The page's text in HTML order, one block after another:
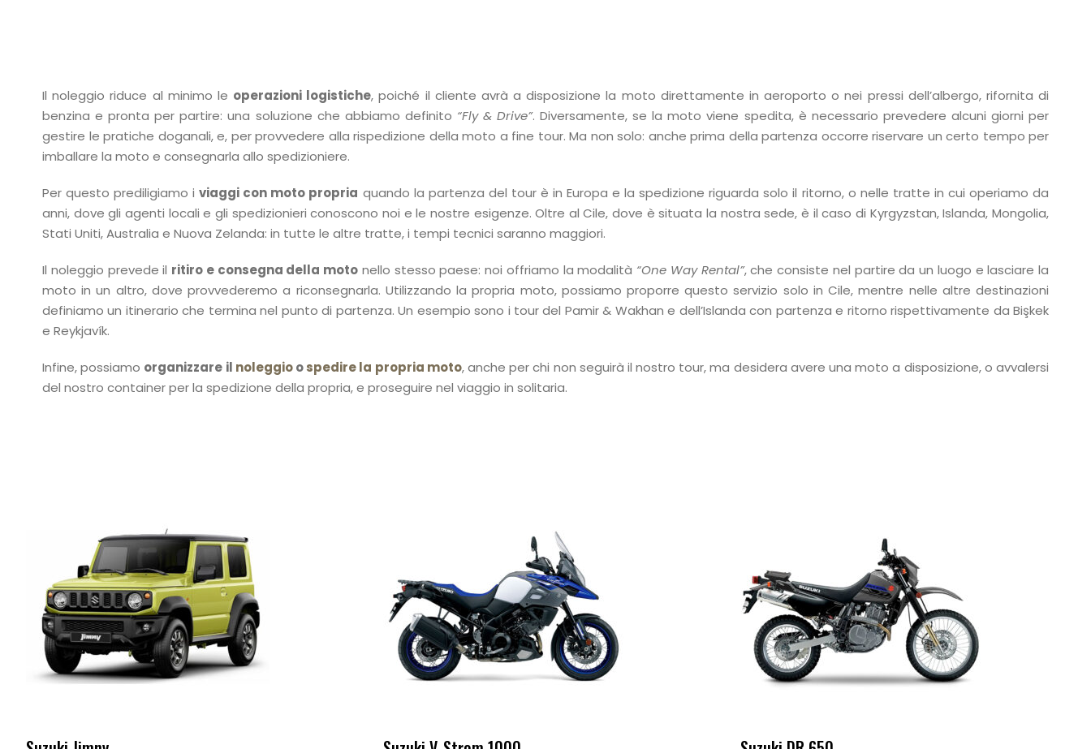
Il noleggio riduce al minimo le operazioni logistiche, poiché il cliente avrà a disposizione la moto direttamente in aeroporto o nei pressi dell’albergo, rifornita di
benzina e pronta per partire: una soluzione che abbiamo definito “Fly & Drive”. Diversamente, se la moto viene spedita, è necessario prevedere alcuni giorni per
gestire le pratiche doganali, e, per provvedere alla rispedizione della moto a fine tour. Ma non solo: anche prima della partenza occorre riservare un certo tempo per
imballare la moto e consegnarla allo spedizioniere.
Per questo prediligiamo iviaggi con moto propria quando la partenza del tour è in Europa e la spedizione riguarda solo il ritorno, o nelle tratte in cui operiamo da
anni, dove gli agenti locali e gli spedizionieri conoscono noi e le nostre esigenze. Oltre al Cile, dove è situata la nostra sede, è il caso di Kyrgyzstan, Islanda, Mongolia,
Stati Uniti, Australia e Nuova Zelanda: in tutte le altre tratte, i tempi tecnici saranno maggiori.
Il noleggio prevede il ritiro e consegna della moto nello stesso paese: noi offriamo la modalità “One Way Rental”, che consiste nel partire da un luogo e lasciare la
moto in un altro, dove provvederemo a riconsegnarla. Utilizzando la propria moto, possiamo proporre questo servizio solo in Cile, mentre nelle altre destinazioni
definiamo un itinerario che termina nel punto di partenza. Un esempio sono i tour del Pamir & Wakhan e dell’Islanda con partenza e ritorno rispettivamente da Bişkek
e Reykjavík.
Infine, possiamo organizzare il noleggioospedire la propria moto, anche per chi non seguirà il nostro tour, ma desidera avere una moto a disposizione, o avvalersi
del nostro container per la spedizione della propria, e proseguire nel viaggio in solitaria.